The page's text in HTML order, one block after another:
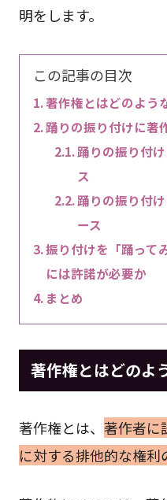
明をします。
この記事の目次
著作権とはどのよう
踊りの振り付けに著
踊りの振り付
ス
踊りの振り付
ース
振り付けを「踊って
には許諾が必要か
まとめ
著作権とはどのよ
著作権とは、 著作者に
に対する排他的な権利